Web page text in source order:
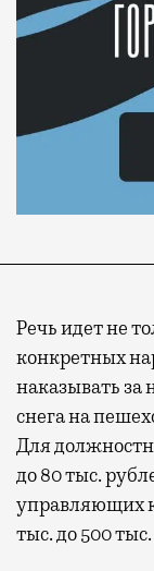
Речь идет не
конкретных
наказывать за
снега на
Для
до 80 тыс.
управляющих
тыс. до 500 тыс.